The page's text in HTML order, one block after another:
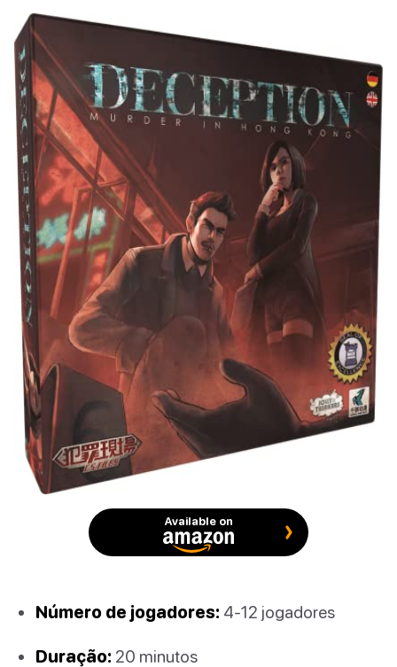
Available on
Número de jogadores: 4-12 jogadores
Duração: 20 minutos